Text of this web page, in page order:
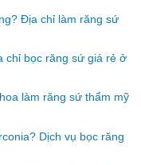
Địa chỉ làm răng sứ
chỉ bọc răng sứ giá rẻ ở
làm răng sứ thẩm mỹ
Dịch vụ bọc răng